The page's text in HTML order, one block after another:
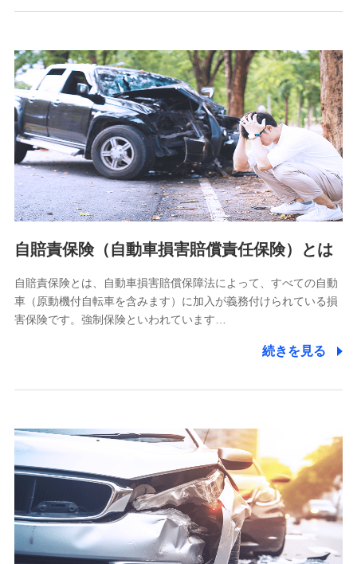
をお送りするため
分析するため
当社の対応品質向上やお問い合わせ内容の正確な把握のため
個人情報保護管理者の職名、連絡先
株式会社ドコモ・インシュアランス 営業部長
〒103-0013 東京都中央区日本橋人形町2-14-10 アーバン
ネット日本橋ビル 3F
株式会社ドコモ・インシュアランス
個人情報の第三者提供について
除き、第三者に提供いたしません。
業務の委託
当社は利用目的の達成に必要な範囲内において個人情報の取
【共同して利用される利用データの項目】
当社又は株式会社NTTドコモがサービス提供等を通じて取得
した、以下の情報などの個人データ
基本情報
氏名、電話番号、メールアドレス、お客さまの識別子、
属性、連絡先、dポイントサービスのご利用に関する情
自賠責保険（自動車損害賠償責任保険）とは
自賠責保険とは、自動車損害賠償保障法によって、すべての自動
車（原動機付自転車を含みます）に加入が義務付けられている損
害保険です。強制保険といわれています…
続きを見る